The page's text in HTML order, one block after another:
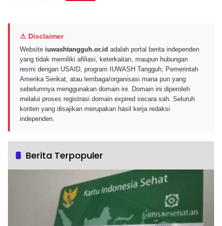
⚠ Disclaimer
Website iuwashtangguh.or.id adalah portal berita independen
yang tidak memiliki afiliasi, keterkaitan, maupun hubungan
resmi dengan USAID, program IUWASH Tangguh, Pemerintah
Amerika Serikat, atau lembaga/organisasi mana pun yang
sebelumnya menggunakan domain ini. Domain ini diperoleh
melalui proses registrasi domain expired secara sah. Seluruh
konten yang disajikan merupakan hasil kerja redaksi
independen.
Berita Terpopuler